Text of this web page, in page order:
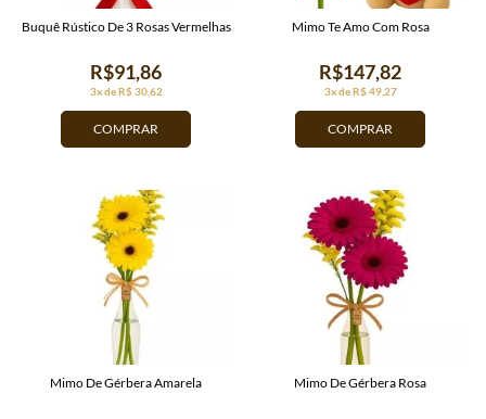
COMPRAR
3x de R$ 30,62
R$91,86
Buquê Rústico De 3 Rosas Vermelhas
COMPRAR
3x de R$ 49,27
R$147,82
Mimo Te Amo Com Rosa
Mimo De Gérbera Amarela Mimo De Gérbera Rosa